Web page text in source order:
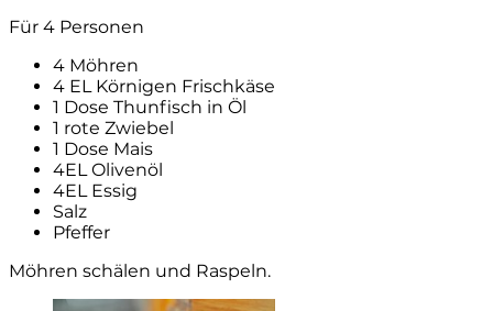
Für 4 Personen
4 Möhren
4 EL Körnigen Frischkäse
1 Dose Thunfisch in Öl
1 rote Zwiebel
1 Dose Mais
4EL Olivenöl
4EL Essig
Salz
Pfeffer
Möhren schälen und Raspeln.